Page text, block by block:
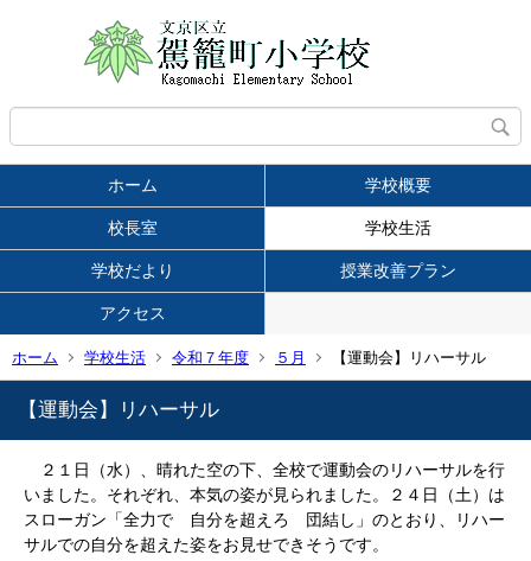
ホーム 学校概要
校長室 学校生活
学校だより 授業改善プラン
アクセス
ホーム 学校生活 令和７年度 ５月 【運動会】リハーサル
【運動会】リハーサル
２１日（水）、晴れた空の下、全校で運動会のリハーサルを行
いました。それぞれ、本気の姿が見られました。２４日（土）は
スローガン「全力で 自分を超えろ 団結し」のとおり、リハー
サルでの自分を超えた姿をお見せできそうです。